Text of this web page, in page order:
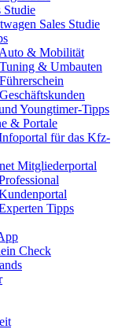
Studie
Sales Studie
& Mobilität
& Umbauten
Youngtimer-Tipps
& Portale
für das Kfz-
Mitgliederportal
Tipps
Check